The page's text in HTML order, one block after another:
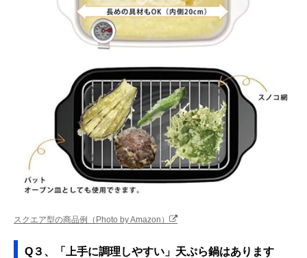
スクエア型の商品例（Photo by Amazon）
Q３、「上手に調理しやすい」天ぷら鍋はあります